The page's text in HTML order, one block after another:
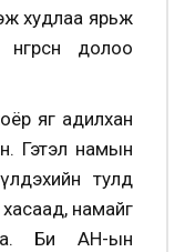
худлаа ярьж
долоо
яг адилхан
Гэтэл намын
тулд
намайг
Би АН-ын